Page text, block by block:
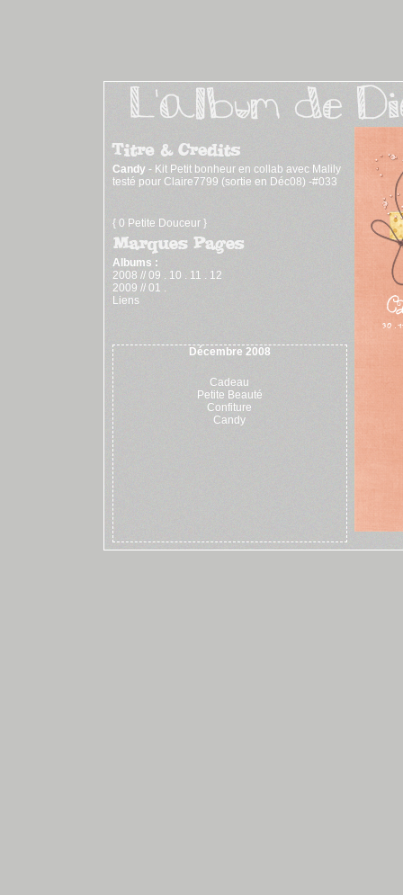
Candy - Kit Petit bonheur en collab avec Malily
testé pour Claire7799 (sortie en Déc08) -#033
{ 0 Petite Douceur }
Albums :
2008 // 09 . 10 . 11 . 12
2009 // 01 .
Liens
Décembre 2008
Cadeau
Petite Beauté
Confiture
Candy